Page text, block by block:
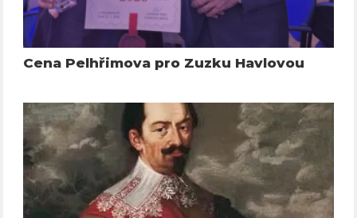
Cena Pelhřimova pro Zuzku Havlovou